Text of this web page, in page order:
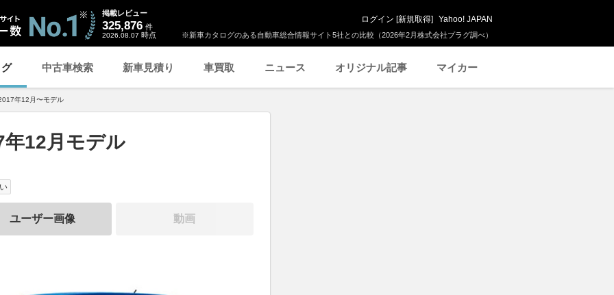
※新車カタログのある自動車総合情報サイト5社との比較（2026年2月株式会社プラグ調べ）
掲載レビュー
325,876 件
2026.08.07 時点
ログイン [新規取得] Yahoo! JAPAN
中古車検索 新車見積り 車買取 ニュース オリジナル記事 マイカー
年12月〜モデル
12月モデル
ユーザー画像 動画